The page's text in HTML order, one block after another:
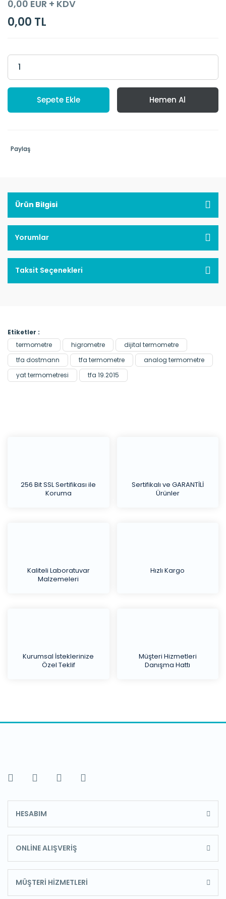
0,00 EUR + KDV
0,00 TL
Sepete Ekle Hemen Al
Paylaş
Ürün Bilgisi
Yorumlar
Taksit Seçenekleri
Etiketler :
termometre
higrometre
dijital termometre
tfa dostmann
tfa termometre
analog termometre
yat termometresi
tfa 19.2015
256 Bit SSL Sertifikası ile
Koruma
Sertifikalı ve GARANTİLİ
Ürünler
Kaliteli Laboratuvar
Malzemeleri
Hızlı Kargo
Kurumsal İsteklerinize
Özel Teklif
Müşteri Hizmetleri
Danışma Hattı
HESABIM
ONLİNE ALIŞVERİŞ
MÜŞTERİ HİZMETLERİ